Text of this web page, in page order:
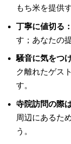
もち米を提供
丁寧に値切る：
す；あなたの
騒音に気をつ
ク離れたゲス
す。
寺院訪問の際
周辺にあるた
う。